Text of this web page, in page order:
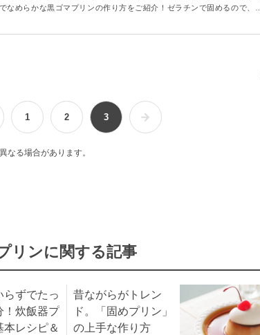
なめらかな黒ゴマプリンの作り方をご紹介！ゼラチンで固めるので、と
♪
1 2 3
なる場合があります。
リンに関する記事
らずでたっ
！炊飯器プ
本レシピ＆
昔ながらがトレン
ド。「固めプリン」
の上手な作り方